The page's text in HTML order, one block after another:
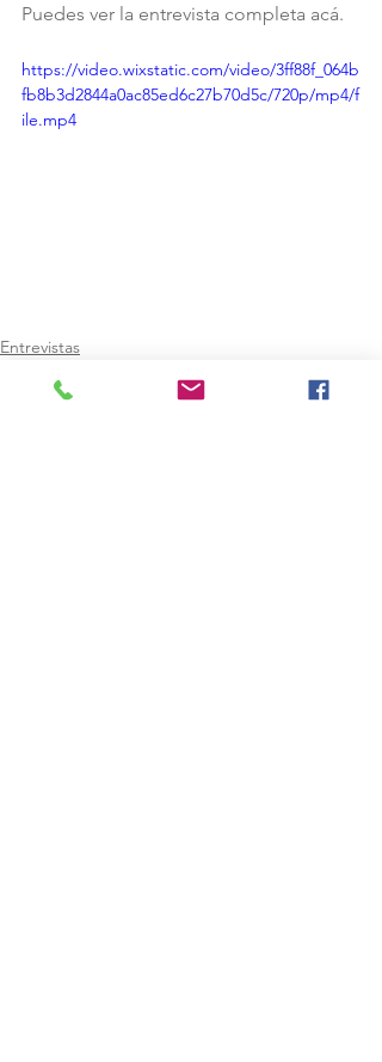
Puedes ver la entrevista completa acá.
https://video.wixstatic.com/video/3ff88f_064b
fb8b3d2844a0ac85ed6c27b70d5c/720p/mp4/f
ile.mp4
Entrevistas